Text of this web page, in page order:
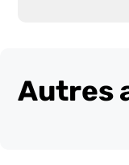
Autres